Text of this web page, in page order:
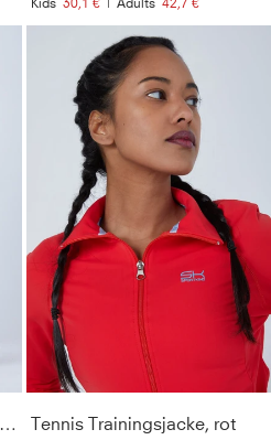
Tennis Tanktop High Neck, bordeaux rot Tennis Trainingsjacke, rot